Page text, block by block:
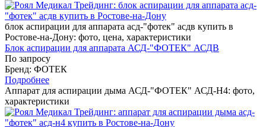
блок аспирации для аппарата асд-"фотек" асдв купить в
Ростове-на-Дону: фото, цена, характеристики
Блок аспирации для аппарата АСД-"ФОТЕК" АСДВ
По запросу
Бренд: ФОТЕК
Подробнее
Аппарат для аспирации дыма АСД-"ФОТЕК" АСД-Н4: фото,
характеристики